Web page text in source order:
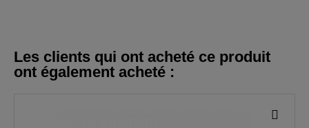
Les clients qui ont acheté ce produit
ont également acheté :